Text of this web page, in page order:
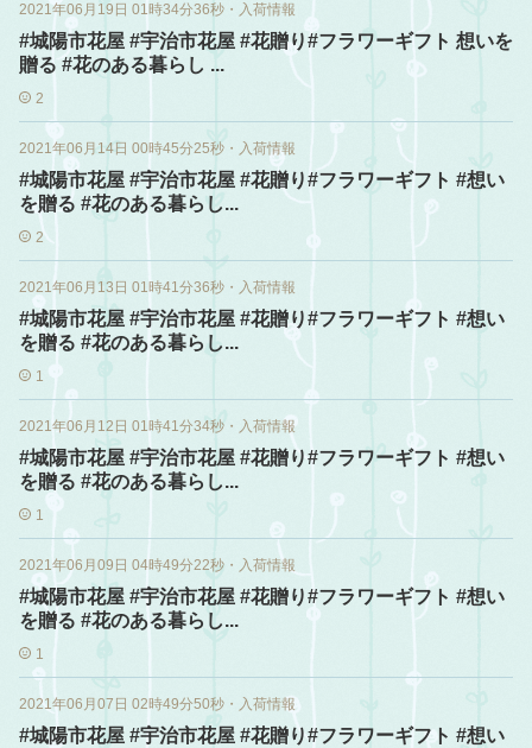
2021年06月19日 01時34分36秒 ・ 入荷情報
#城陽市花屋 #宇治市花屋 #花贈り#フラワーギフト 想いを
贈る #花のある暮らし ...
2
2021年06月14日 00時45分25秒 ・ 入荷情報
#城陽市花屋 #宇治市花屋 #花贈り#フラワーギフト #想い
を贈る #花のある暮らし...
2
2021年06月13日 01時41分36秒 ・ 入荷情報
#城陽市花屋 #宇治市花屋 #花贈り#フラワーギフト #想い
を贈る #花のある暮らし...
1
2021年06月12日 01時41分34秒 ・ 入荷情報
#城陽市花屋 #宇治市花屋 #花贈り#フラワーギフト #想い
を贈る #花のある暮らし...
1
2021年06月09日 04時49分22秒 ・ 入荷情報
#城陽市花屋 #宇治市花屋 #花贈り#フラワーギフト #想い
を贈る #花のある暮らし...
1
2021年06月07日 02時49分50秒 ・ 入荷情報
#城陽市花屋 #宇治市花屋 #花贈り#フラワーギフト #想い